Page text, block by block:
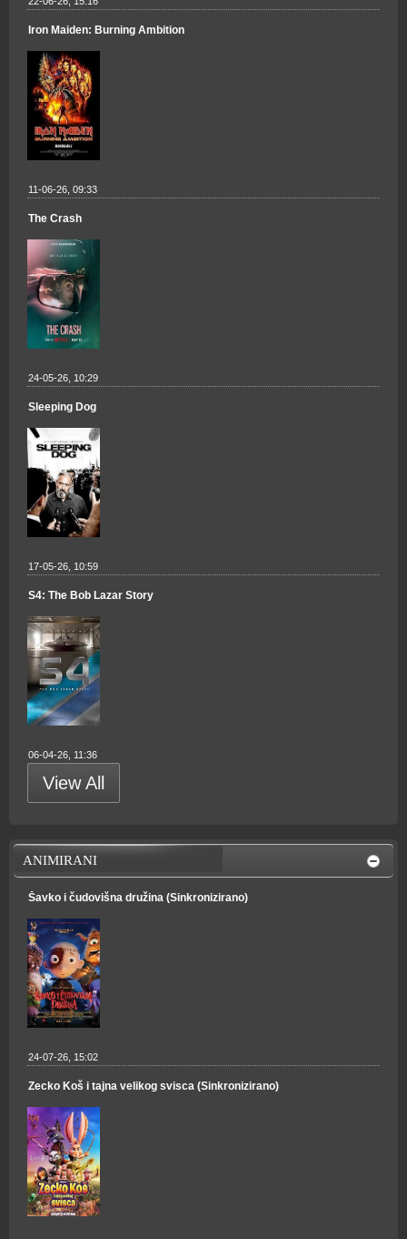
Iron Maiden: Burning Ambition
11-06-26, 09:33
The Crash
24-05-26, 10:29
Sleeping Dog
17-05-26, 10:59
S4: The Bob Lazar Story
06-04-26, 11:36
View All
ANIMIRANI
Šavko i čudovišna družina (Sinkronizirano)
24-07-26, 15:02
Zecko Koš i tajna velikog svisca (Sinkronizirano)